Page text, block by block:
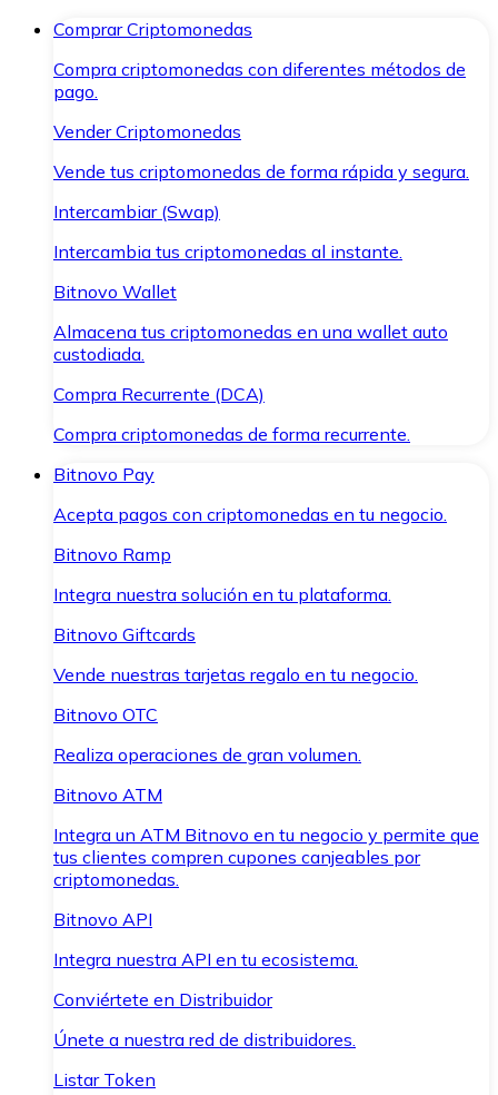
Comprar Criptomonedas
Compra criptomonedas con diferentes métodos de
pago.
Vender Criptomonedas
Vende tus criptomonedas de forma rápida y segura.
Intercambiar (Swap)
Intercambia tus criptomonedas al instante.
Bitnovo Wallet
Almacena tus criptomonedas en una wallet auto
custodiada.
Compra Recurrente (DCA)
Compra criptomonedas de forma recurrente.
Bitnovo Pay
Acepta pagos con criptomonedas en tu negocio.
Bitnovo Ramp
Integra nuestra solución en tu plataforma.
Bitnovo Giftcards
Vende nuestras tarjetas regalo en tu negocio.
Bitnovo OTC
Realiza operaciones de gran volumen.
Bitnovo ATM
Integra un ATM Bitnovo en tu negocio y permite que
tus clientes compren cupones canjeables por
criptomonedas.
Bitnovo API
Integra nuestra API en tu ecosistema.
Conviértete en Distribuidor
Únete a nuestra red de distribuidores.
Listar Token